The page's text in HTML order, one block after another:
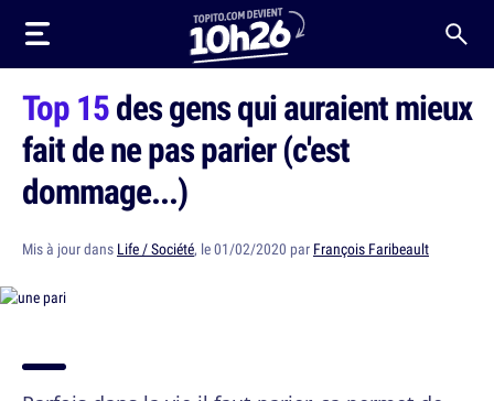
Top 15des gens qui auraient mieux
fait de ne pas parier (c'est
dommage...)
Mis à jour dans Life / Société, le 01/02/2020 par François Faribeault